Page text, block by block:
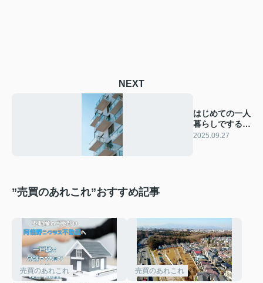
NEXT
はじめての一人
暮らしでするこ
と
2025.09.27
”売買のあれこれ”おすすめ記事
売買のあれこれ 売買のあれこれ